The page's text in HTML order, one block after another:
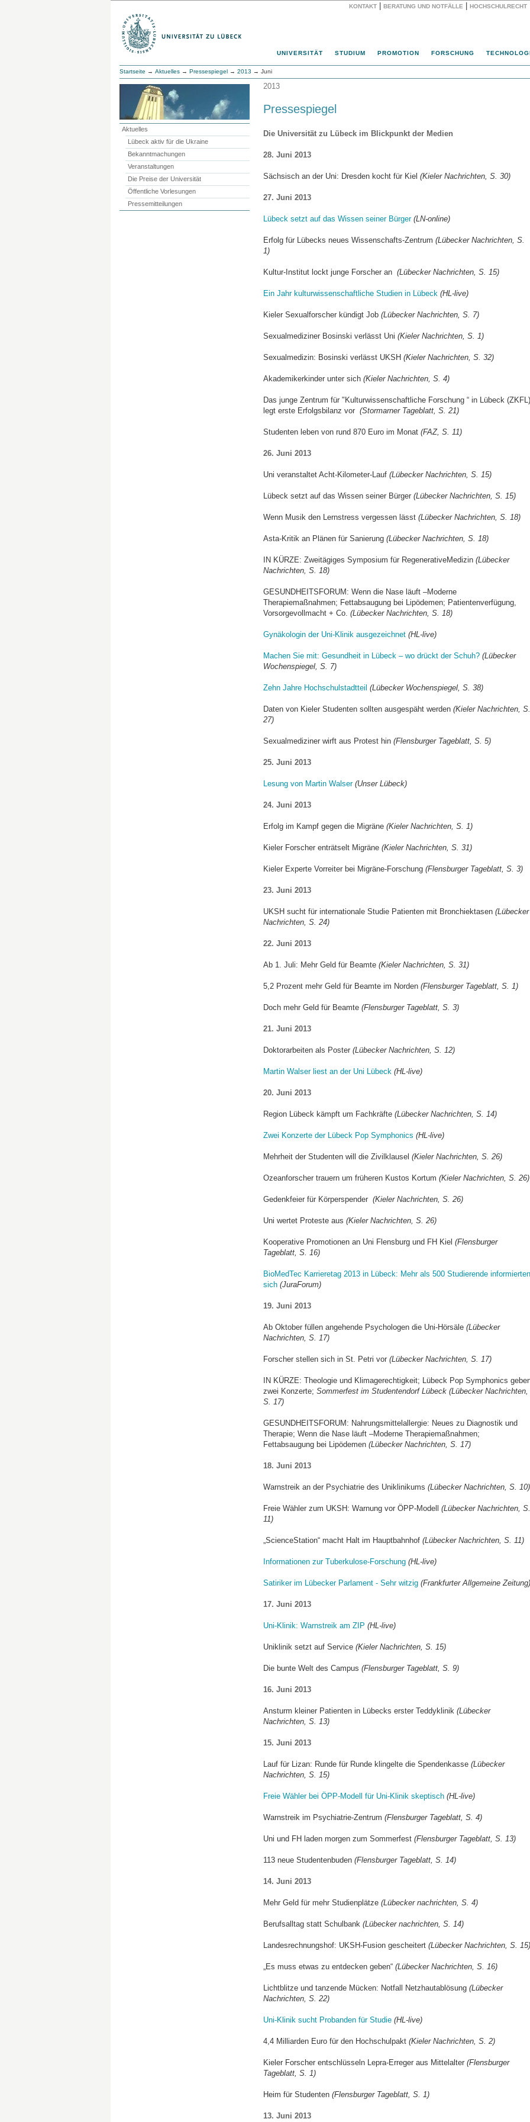
KONTAKT BERATUNG UND NOTFÄLLE HOCHSCHULRECHT
UNIVERSITÄT STUDIUM PROMOTION FORSCHUNG
Startseite → Aktuelles → Pressespiegel → 2013 → Juni
Aktuelles
Lübeck aktiv für die Ukraine
Bekanntmachungen
Veranstaltungen
Die Preise der Universität
Öffentliche Vorlesungen
Pressemitteilungen
2013
Pressespiegel
Die Universität zu Lübeck im Blickpunkt der Medien
28. Juni 2013
Sächsisch an der Uni: Dresden kocht für Kiel (Kieler Nachrichten, S. 30)
27. Juni 2013
Lübeck setzt auf das Wissen seiner Bürger (LN-online)
Erfolg für Lübecks neues Wissenschafts-Zentrum (Lübecker Nachrichten, S.
1)
Kultur-Institut lockt junge Forscher an (Lübecker Nachrichten, S. 15)
Ein Jahr kulturwissenschaftliche Studien in Lübeck(HL-live)
Kieler Sexualforscher kündigt Job (Lübecker Nachrichten, S. 7)
Sexualmediziner Bosinski verlässt Uni (Kieler Nachrichten, S. 1)
Sexualmedizin: Bosinski verlässt UKSH (Kieler Nachrichten, S. 32)
Akademikerkinder unter sich (Kieler Nachrichten, S. 4)
Das junge Zentrum für "Kulturwissenschaftliche Forschung “ in Lübeck (ZKFL)
legt erste Erfolgsbilanz vor (Stormarner Tageblatt, S. 21)
Studenten leben von rund 870 Euro im Monat (FAZ, S. 11)
26. Juni 2013
Uni veranstaltet Acht-Kilometer-Lauf(Lübecker Nachrichten, S. 15)
Lübeck setzt auf das Wissen seiner Bürger (Lübecker Nachrichten, S. 15)
Wenn Musik den Lernstress vergessen lässt (Lübecker Nachrichten, S. 18)
Asta-Kritik an Plänen für Sanierung (Lübecker Nachrichten, S. 18)
IN KÜRZE: Zweitägiges Symposium für RegenerativeMedizin(Lübecker
Nachrichten, S. 18)
GESUNDHEITSFORUM: Wenn die Nase läuft –Moderne
Therapiemaßnahmen; Fettabsaugung bei Lipödemen; Patientenverfügung,
Vorsorgevollmacht + Co. (Lübecker Nachrichten, S. 18)
Gynäkologin der Uni-Klinik ausgezeichnet (HL-live)
Machen Sie mit: Gesundheit in Lübeck – wo drückt der Schuh? (Lübecker
Wochenspiegel, S. 7)
Zehn Jahre Hochschulstadtteil (Lübecker Wochenspiegel, S. 38)
Daten von Kieler Studenten sollten ausgespäht werden (Kieler Nachrichten, S.
27)
Sexualmediziner wirft aus Protest hin (Flensburger Tageblatt, S. 5)
25. Juni 2013
Lesung von Martin Walser (Unser Lübeck)
24. Juni 2013
Erfolg im Kampf gegen die Migräne (Kieler Nachrichten, S. 1)
Kieler Forscher enträtselt Migräne (Kieler Nachrichten, S. 31)
Kieler Experte Vorreiter bei Migräne-Forschung (Flensburger Tageblatt, S. 3)
23. Juni 2013
UKSH sucht für internationale Studie Patienten mit Bronchiektasen(Lübecker
Nachrichten, S. 24)
22. Juni 2013
Ab 1. Juli: Mehr Geld für Beamte(Kieler Nachrichten, S. 31)
5,2 Prozent mehr Geld für Beamte im Norden (Flensburger Tageblatt, S. 1)
Doch mehr Geld für Beamte (Flensburger Tageblatt, S. 3)
21. Juni 2013
Doktorarbeiten als Poster (Lübecker Nachrichten, S. 12)
Martin Walser liest an der Uni Lübeck (HL-live)
20. Juni 2013
Region Lübeck kämpft um Fachkräfte (Lübecker Nachrichten, S. 14)
Zwei Konzerte der Lübeck Pop Symphonics (HL-live)
Mehrheit der Studenten will die Zivilklausel (Kieler Nachrichten, S. 26)
Ozeanforscher trauern um früheren Kustos Kortum (Kieler Nachrichten, S. 26)
Gedenkfeier für Körperspender (Kieler Nachrichten, S. 26)
Uni wertet Proteste aus (Kieler Nachrichten, S. 26)
Kooperative Promotionen an Uni Flensburg und FH Kiel (Flensburger
Tageblatt, S. 16)
BioMedTec Karrieretag 2013 in Lübeck: Mehr als 500 Studierende informierten
sich (JuraForum)
19. Juni 2013
Ab Oktober füllen angehende Psychologen die Uni-Hörsäle (Lübecker
Nachrichten, S. 17)
Forscher stellen sich in St. Petri vor (Lübecker Nachrichten, S. 17)
IN KÜRZE: Theologie und Klimagerechtigkeit; Lübeck Pop Symphonics
zwei Konzerte; Sommerfest im Studentendorf Lübeck (Lübecker Nachrichten,
S. 17)
GESUNDHEITSFORUM: Nahrungsmittelallergie: Neues zu Diagnostik und
Therapie; Wenn die Nase läuft –Moderne Therapiemaßnahmen;
Fettabsaugung bei Lipödemen (Lübecker Nachrichten, S. 17)
18. Juni 2013
Warnstreik an der Psychiatrie des Uniklinikums (Lübecker Nachrichten, S. 10)
Freie Wähler zum UKSH: Warnung vor ÖPP-Modell (Lübecker Nachrichten, S.
11)
„ScienceStation“ macht Halt im Hauptbahnhof (Lübecker Nachrichten, S. 11)
Informationen zur Tuberkulose-Forschung (HL-live)
Satiriker im Lübecker Parlament - Sehr witzig (Frankfurter Allgemeine Zeitung)
17. Juni 2013
Uni-Klinik: Warnstreik am ZIP (HL-live)
Uniklinik setzt auf Service (Kieler Nachrichten, S. 15)
Die bunte Welt des Campus (Flensburger Tageblatt, S. 9)
16. Juni 2013
Ansturm kleiner Patienten in Lübecks erster Teddyklinik (Lübecker
Nachrichten, S. 13)
15. Juni 2013
Lauf für Lizan: Runde für Runde klingelte die Spendenkasse (Lübecker
Nachrichten, S. 15)
Freie Wähler bei ÖPP-Modell für Uni-Klinik skeptisch (HL-live)
Warnstreik im Psychiatrie-Zentrum (Flensburger Tageblatt, S. 4)
Uni und FH laden morgen zum Sommerfest (Flensburger Tageblatt, S. 13)
113 neue Studentenbuden (Flensburger Tageblatt, S. 14)
14. Juni 2013
Mehr Geld für mehr Studienplätze (Lübecker nachrichten, S. 4)
Berufsalltag statt Schulbank (Lübecker nachrichten, S. 14)
Landesrechnungshof: UKSH-Fusion gescheitert (Lübecker Nachrichten, S. 15)
„Es muss etwas zu entdecken geben“ (Lübecker Nachrichten, S. 16)
Lichtblitze und tanzende Mücken: Notfall Netzhautablösung (Lübecker
Nachrichten, S. 22)
Uni-Klinik sucht Probanden für Studie(HL-live)
4,4 Milliarden Euro für den Hochschulpakt (Kieler Nachrichten, S. 2)
Kieler Forscher entschlüsseln Lepra-Erreger aus Mittelalter(Flensburger
Tageblatt, S. 1)
Heim für Studenten (Flensburger Tageblatt, S. 1)
13. Juni 2013